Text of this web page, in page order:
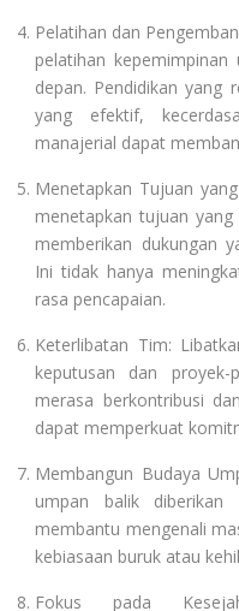
Pelatihan dan
pelatihan
depan. Pendidikan yang
yang efektif,
manajerial dapat
Menetapkan Tujuan
menetapkan tujuan
memberikan dukungan
Ini tidak hanya
rasa pencapaian.
Keterlibatan Tim:
keputusan dan
merasa berkontribusi
dapat memperkuat
Membangun Budaya
umpan balik
membantu mengenali
kebiasaan buruk atau
Fokus pada